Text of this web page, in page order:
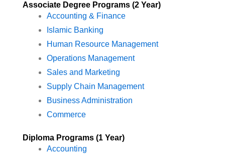
Associate Degree Programs (2 Year)
Accounting & Finance
Islamic Banking
Human Resource Management
Operations Management
Sales and Marketing
Supply Chain Management
Business Administration
Commerce
Diploma Programs (1 Year)
Accounting